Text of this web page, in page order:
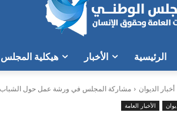
الرئيسية الأخبار هيكلية المجلس
أخبار الديوان مشاركة المجلس في ورشة عمل حول الشباب
الأخبار العامة